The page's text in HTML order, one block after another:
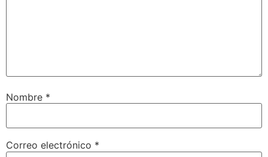
Nombre *
Correo electrónico *